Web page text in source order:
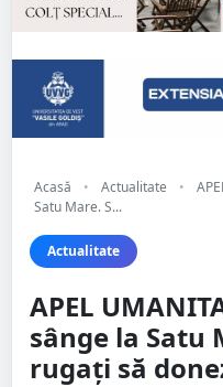
Acasă • Actualitate •
Satu Mare. S...
Actualitate
APEL
sânge la Satu
rugați să